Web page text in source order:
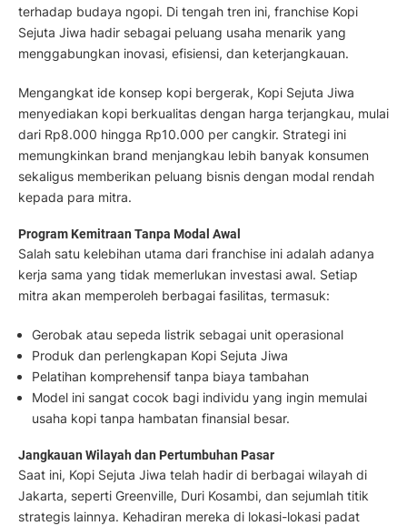
terhadap budaya ngopi. Di tengah tren ini, franchise Kopi
Sejuta Jiwa hadir sebagai peluang usaha menarik yang
menggabungkan inovasi, efisiensi, dan keterjangkauan.
Mengangkat ide konsep kopi bergerak, Kopi Sejuta Jiwa
menyediakan kopi berkualitas dengan harga terjangkau, mulai
dari Rp8.000 hingga Rp10.000 per cangkir. Strategi ini
memungkinkan brand menjangkau lebih banyak konsumen
sekaligus memberikan peluang bisnis dengan modal rendah
kepada para mitra.
Program Kemitraan Tanpa Modal Awal
Salah satu kelebihan utama dari franchise ini adalah adanya
kerja sama yang tidak memerlukan investasi awal. Setiap
mitra akan memperoleh berbagai fasilitas, termasuk:
Gerobak atau sepeda listrik sebagai unit operasional
Produk dan perlengkapan Kopi Sejuta Jiwa
Pelatihan komprehensif tanpa biaya tambahan
Model ini sangat cocok bagi individu yang ingin memulai
usaha kopi tanpa hambatan finansial besar.
Jangkauan Wilayah dan Pertumbuhan Pasar
Saat ini, Kopi Sejuta Jiwa telah hadir di berbagai wilayah di
Jakarta, seperti Greenville, Duri Kosambi, dan sejumlah titik
strategis lainnya. Kehadiran mereka di lokasi-lokasi padat